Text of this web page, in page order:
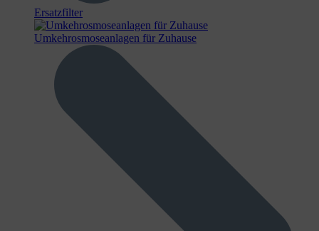
Ersatzfilter
Umkehrosmoseanlagen für Zuhause